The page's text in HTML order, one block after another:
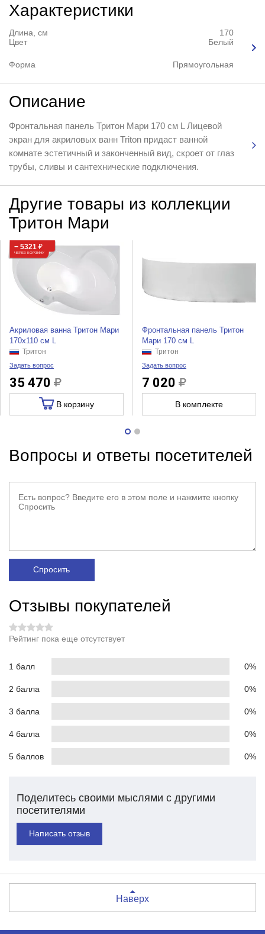
Характеристики
Длина, см
170
Цвет
Белый
Форма Прямоугольная
Описание
Фронтальная панель Тритон Мари 170 см L Лицевой
экран для акриловых ванн Triton придаст ванной
комнате эстетичный и законченный вид, скроет от глаз
трубы, сливы и сантехнические подключения.
Другие товары из коллекции
Тритон Мари
− 5321 ₽
ЧЕРЕЗ КОРЗИНУ
Акриловая ванна Тритон Мари
170x110 см L
Тритон
Задать вопрос
35 470
В корзину
Фронтальная панель Тритон
Мари 170 см L
Тритон
Задать вопрос
7 020
В комплекте
Вопросы и ответы посетителей
Спросить
Отзывы покупателей
Рейтинг пока еще отсутствует
1 балл 0%
2 балла 0%
3 балла 0%
4 балла 0%
5 баллов 0%
Поделитесь своими мыслями с другими
посетителями
Написать отзыв
Наверх